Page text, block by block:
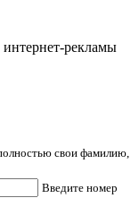
интернет-рекламы
свои фамилию,
Введите номер